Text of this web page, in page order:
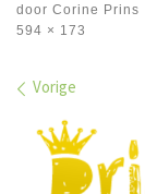
door Corine Prins
594 × 173
Vorige